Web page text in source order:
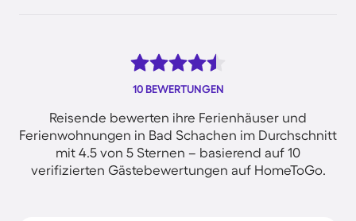
10 BEWERTUNGEN
Reisende bewerten ihre Ferienhäuser und
Ferienwohnungen in Bad Schachen im Durchschnitt
mit 4.5 von 5 Sternen – basierend auf 10
verifizierten Gästebewertungen auf HomeToGo.